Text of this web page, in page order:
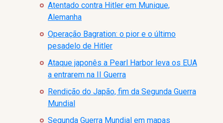
Atentado contra Hitler em Munique,
Alemanha
Operação Bagration: o pior e o último
pesadelo de Hitler
Ataque japonês a Pearl Harbor leva os EUA
a entrarem na II Guerra
Rendição do Japão, fim da Segunda Guerra
Mundial
Segunda Guerra Mundial em mapas